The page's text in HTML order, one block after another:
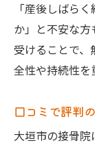
イント
接骨院で
接骨
骨
れ
「産後しばら
か」と不安な
受けることで
全性や持続性を
口コミで評判
大垣市の接骨